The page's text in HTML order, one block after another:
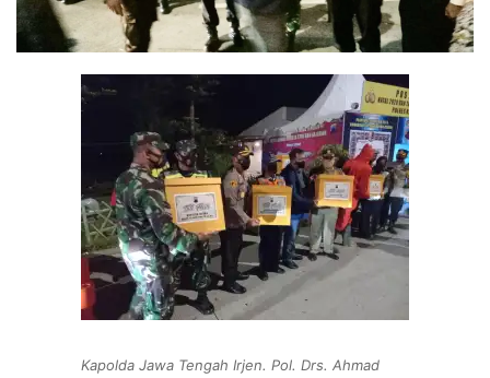
Kapolda Jawa Tengah Irjen. Pol. Drs. Ahmad